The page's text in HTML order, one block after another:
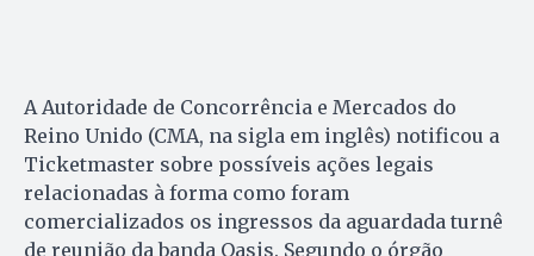
A Autoridade de Concorrência e Mercados do
Reino Unido (CMA, na sigla em inglês) notificou a
Ticketmaster sobre possíveis ações legais
relacionadas à forma como foram
comercializados os ingressos da aguardada turnê
de reunião da banda Oasis. Segundo o órgão